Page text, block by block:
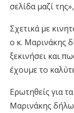
σελίδα μαζί
Σχετικά με
ο κ. Μαρινάκης
ξεκινήσει και
έχουμε το
Ερωτηθείς για
Μαρινάκης